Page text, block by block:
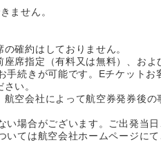
ません。
確約はしておりません。
席指定（有料又は無料）、およ
続きが可能です。Eチケット
い。
空会社によって航空券発券後
場合がございます。ご出発当
ては航空会社ホームページにて